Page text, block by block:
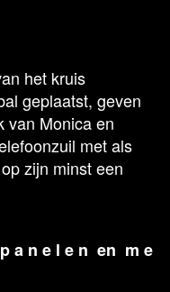
het kruis
geplaatst, geven
van Monica en
met als
zijn minst een
a n e l e n en m e